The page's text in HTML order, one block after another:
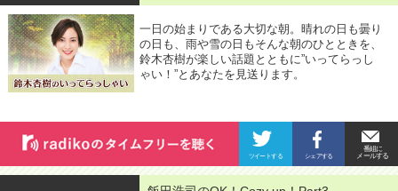
一日の始まりである大切な朝。晴れの日も曇り
の日も、雨や雪の日もそんな朝のひとときを、
鈴木杏樹が楽しい話題とともに”いってらっし
ゃい！”とあなたを見送ります。